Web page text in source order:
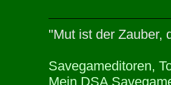
"Mut ist der Zauber,
Savegameditoren,
Mein DSA